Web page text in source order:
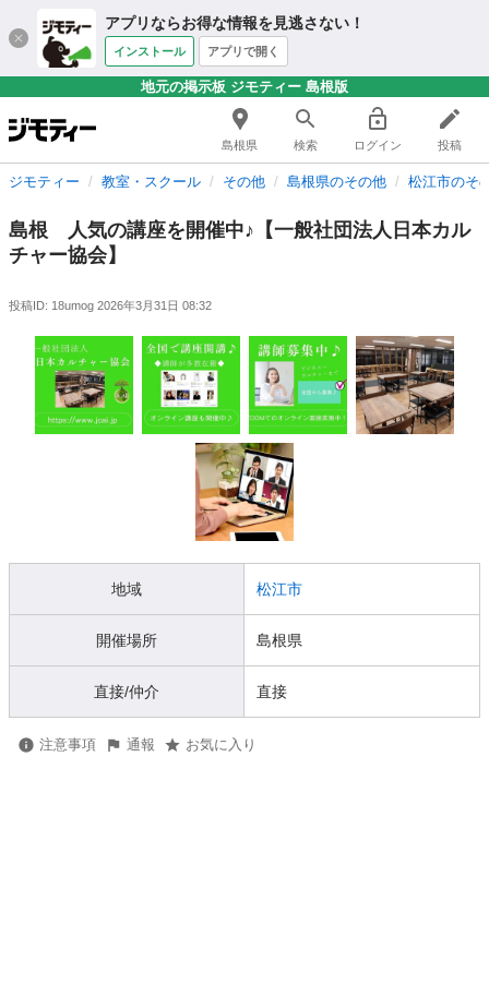
アプリならお得な情報を見逃さない！
インストール アプリで開く
地元の掲示板 ジモティー 島根版
島根県 検索 ログイン 投稿
ジモティー 教室・スクール その他 島根県のその他 松江市のそ
島根 人気の講座を開催中♪【一般社団法人日本カル
チャー協会】
投稿ID: 18umog 2026年3月31日 08:32
地域 松江市
開催場所 島根県
直接/仲介 直接
注意事項 通報 お気に入り